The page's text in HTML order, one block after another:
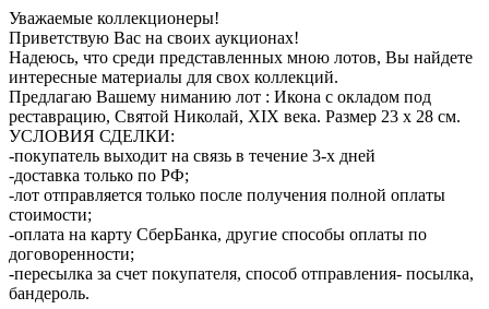
Уважаемые коллекционеры!
Приветствую Вас на своих аукционах!
Надеюсь, что среди представленных мною лотов, Вы найдете
интересные материалы для свох коллекций.
Предлагаю Вашему ниманию лот : Икона с окладом под
реставрацию, Святой Николай, XIX века. Размер 23 х 28 см.
УСЛОВИЯ СДЕЛКИ:
-покупатель выходит на связь в течение 3-х дней
-доставка только по РФ;
-лот отправляется только после получения полной оплаты
стоимости;
-оплата на карту СберБанка, другие способы оплаты по
договоренности;
-пересылка за счет покупателя, способ отправления- посылка,
бандероль.